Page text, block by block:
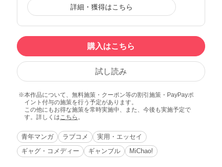
詳細・獲得はこちら
購入はこちら
試し読み
本作品について、無料施策・クーポン等の割引施策・PayPayポ
イント付与の施策を行う予定があります。
この他にもお得な施策を常時実施中、また、今後も実施予定で
す。詳しくは こちら 。
青年マンガ ラブコメ
実用・エッセイ
ギャグ・コメディー
ギャンブル MiChao!